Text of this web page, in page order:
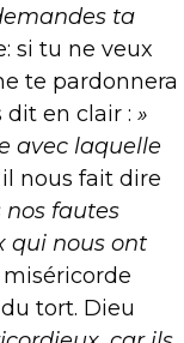
ta
si tu ne veux
te pardonnera
dit en clair : »
avec laquelle
il nous fait dire
nos fautes
qui nous ont
miséricorde
tort. Dieu